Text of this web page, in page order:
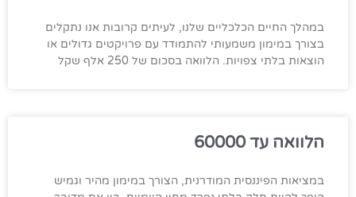
במהלך החיים הכלכליים שלנו, לעיתים קרובות אנו נתקלים
בצורך במימון משמעותי להתמודד עם פרויקטים גדולים או
הוצאות בלתי צפויות. הלוואה בסכום של 250 אלף שקל
הלוואה עד 60000
במציאות הפיננסית המודרנית, הצורך במימון מהיר וגמיש